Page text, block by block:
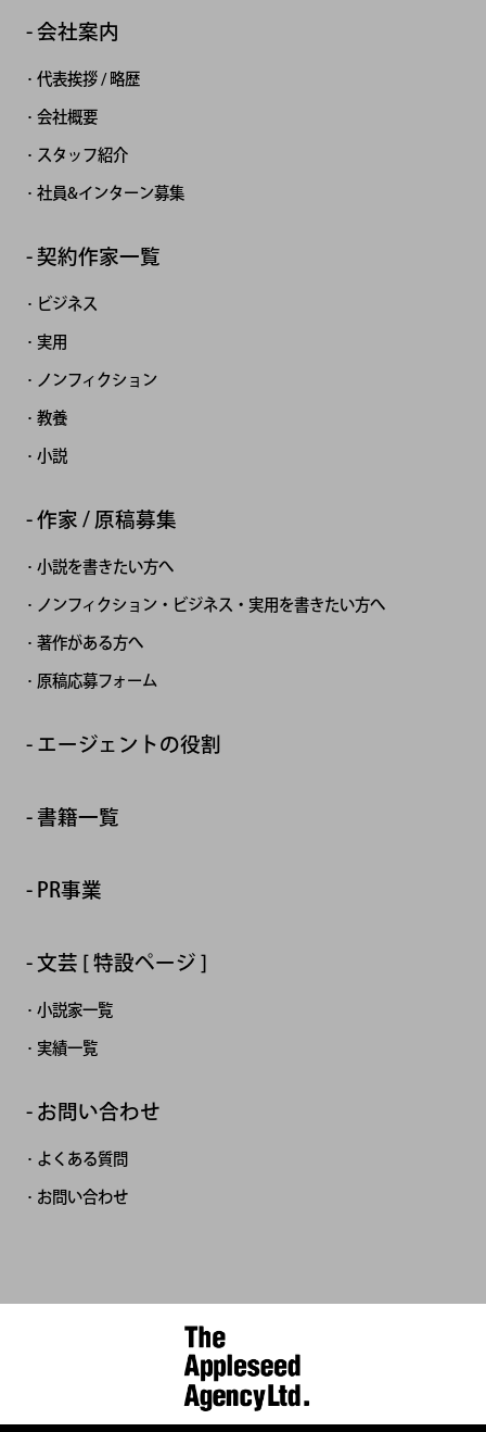
会社案内
代表挨拶 / 略歴
会社概要
スタッフ紹介
社員&インターン募集
契約作家一覧
ビジネス
実用
ノンフィクション
教養
小説
作家 / 原稿募集
小説を書きたい方へ
ノンフィクション・ビジネス・実用を書きたい方へ
著作がある方へ
原稿応募フォーム
エージェントの役割
書籍一覧
PR事業
文芸 [ 特設ページ ]
小説家一覧
実績一覧
お問い合わせ
よくある質問
お問い合わせ